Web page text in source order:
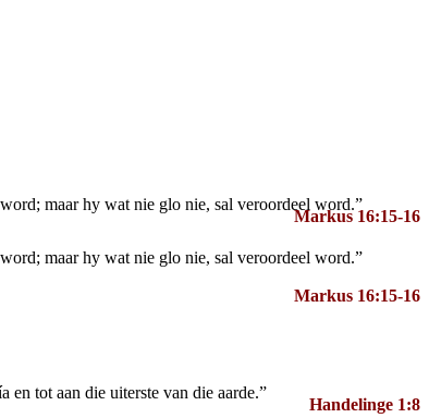
maar hy wat nie glo nie, sal veroordeel word.”
Markus 16:15-16
maar hy wat nie glo nie, sal veroordeel word.”
Markus 16:15-16
en tot aan die uiterste van die aarde.”
Handelinge 1:8